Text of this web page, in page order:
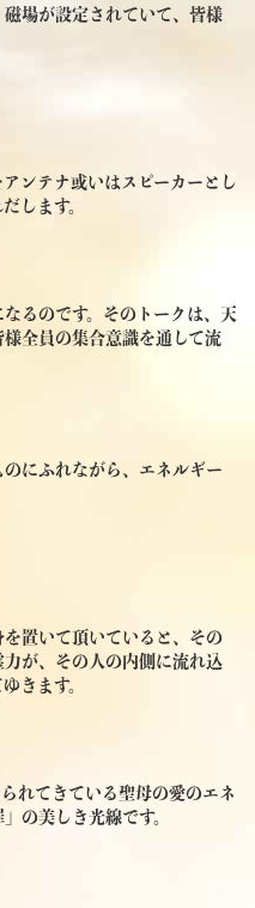
場が設定されていて、皆様
ンテナ或いはスピーカーとし
します。
るのです。そのトークは、天
様全員の集合意識を通して流
にふれながら、エネルギー
置いて頂いていると、その
が、その人の内側に流れ込
きます。
れてきている聖母の愛のエネ
の美しき光線です。